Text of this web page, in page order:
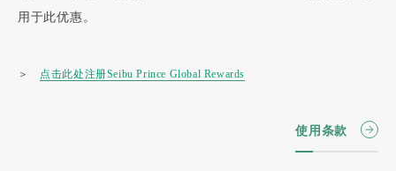
用于此优惠。
＞ 点击此处注册Seibu Prince Global Rewards
使用条款